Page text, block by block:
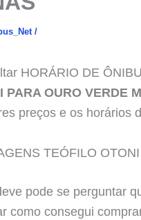
/
HORÁRIO DE
PARA OURO VERDE
preços e os horários
TEÓFILO
pode se perguntar
como consegui